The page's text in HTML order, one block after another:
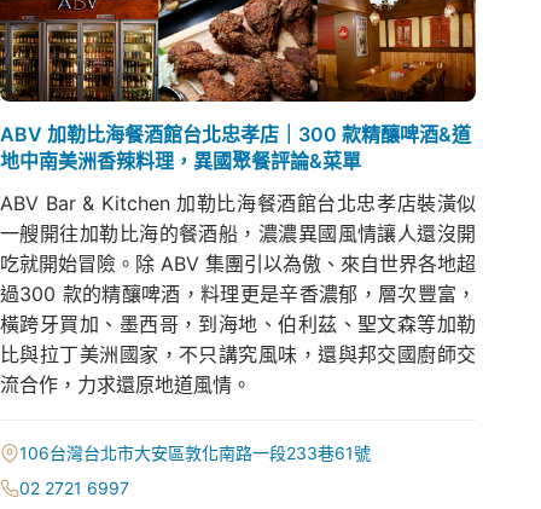
ABV 加勒比海餐酒館台北忠孝店｜300 款精釀啤酒&道
地中南美洲香辣料理，異國聚餐評論&菜單
ABV Bar & Kitchen 加勒比海餐酒館台北忠孝店裝潢似
一艘開往加勒比海的餐酒船，濃濃異國風情讓人還沒開
吃就開始冒險。除 ABV 集團引以為傲、來自世界各地超
過300 款的精釀啤酒，料理更是辛香濃郁，層次豐富，
橫跨牙買加、墨西哥，到海地、伯利茲、聖文森等加勒
比與拉丁美洲國家，不只講究風味，還與邦交國廚師交
流合作，力求還原地道風情。
106台灣台北市大安區敦化南路一段233巷61號
02 2721 6997